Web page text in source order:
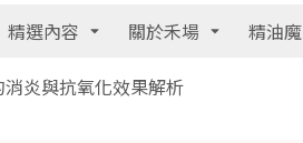
精選內容 關於禾場 精油
炎與抗氧化效果解析